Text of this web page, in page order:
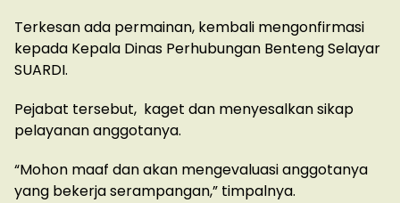
Terkesan ada permainan, kembali mengonfirmasi
kepada Kepala Dinas Perhubungan Benteng Selayar
SUARDI.
Pejabat tersebut, kaget dan menyesalkan sikap
pelayanan anggotanya.
“Mohon maaf dan akan mengevaluasi anggotanya
yang bekerja serampangan,” timpalnya.